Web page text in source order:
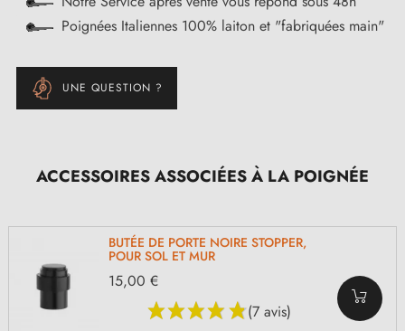
Poignées Italiennes 100% laiton et "fabriquées main"
UNE QUESTION ?
ACCESSOIRES ASSOCIÉES À LA POIGNÉE
BUTÉE DE PORTE NOIRE STOPPER,
POUR SOL ET MUR
(7 avis)
15,00 €